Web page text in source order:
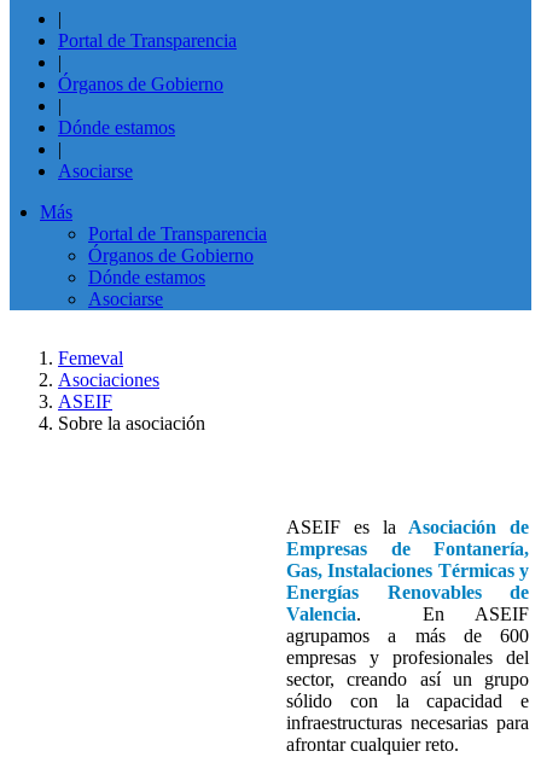
|
Portal de Transparencia
|
Órganos de Gobierno
|
Dónde estamos
|
Asociarse
Más
Portal de Transparencia
Órganos de Gobierno
Dónde estamos
Asociarse
Femeval
Asociaciones
ASEIF
Sobre la asociación
ASEIF es la Asociación de
Empresas de Fontanería,
Gas, Instalaciones Térmicas y
Energías Renovables de
Valencia. En ASEIF
agrupamos a más de 600
empresas y profesionales del
sector, creando así un grupo
sólido con la capacidad e
infraestructuras necesarias para
afrontar cualquier reto.